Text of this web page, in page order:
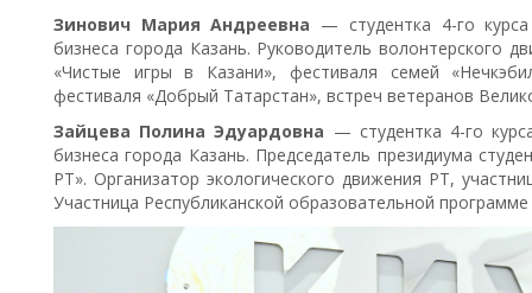
Зинович Мария Андреевна — студентка 4-го
бизнеса города Казань. Руководитель волонтерского
«Чистые игры в Казани», фестиваля семей
фестиваля «Добрый Татарстан», встреч ветеранов
Зайцева Полина Эдуардовна — студентка 4-го
бизнеса города Казань. Председатель президиума
РТ». Организатор экологического движения РТ,
Участница Республиканской образовательной